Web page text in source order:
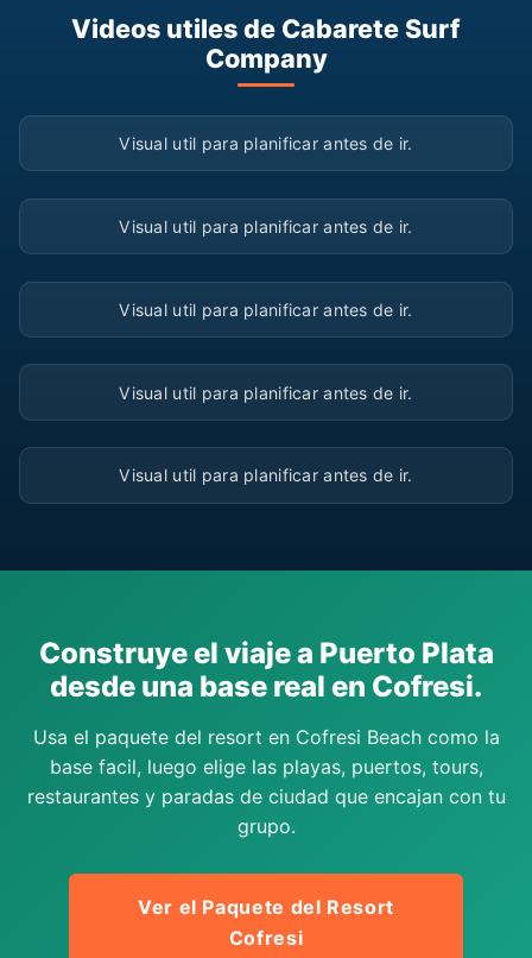
Videos utiles de Cabarete Surf
Company
▶
Visual util para planificar antes de ir.
▶
Visual util para planificar antes de ir.
▶
Visual util para planificar antes de ir.
▶
Visual util para planificar antes de ir.
▶
Visual util para planificar antes de ir.
Construye el viaje a Puerto Plata
desde una base real en Cofresi.
Usa el paquete del resort en Cofresi Beach como la
base facil, luego elige las playas, puertos, tours,
restaurantes y paradas de ciudad que encajan con tu
grupo.
Ver el Paquete del Resort
Cofresi